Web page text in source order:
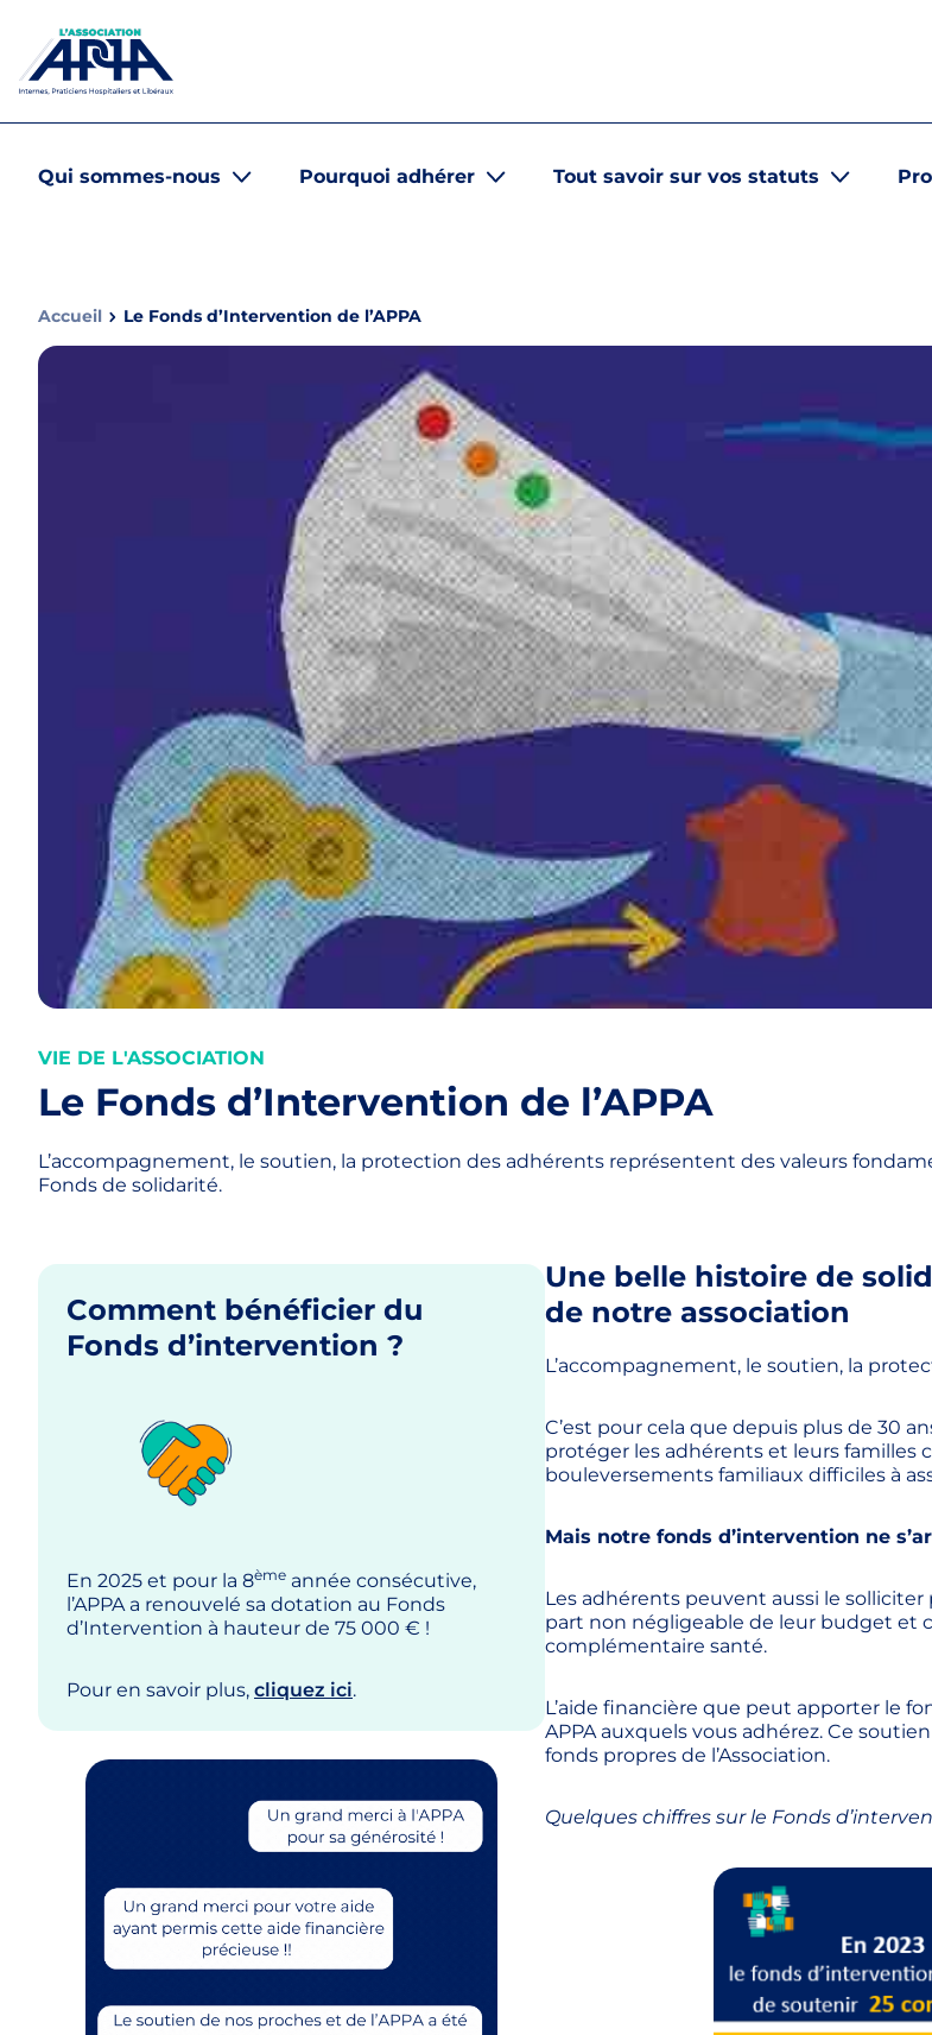
Qui sommes-nous Pourquoi adhérer Tout savoir sur vos statuts
Accueil Le Fonds d’Intervention de l’APPA
VIE DE L'ASSOCIATION
Le Fonds d’Intervention de l’APPA
L’accompagnement, le soutien, la protection des adhérents représentent des valeurs
Fonds de solidarité.
Comment bénéficier du
Fonds d’intervention ?
En 2025 et pour la 8ème année consécutive,
l’APPA a renouvelé sa dotation au Fonds
d’Intervention à hauteur de 75 000 € !
Pour en savoir plus, cliquez ici.
Une belle histoire de
de notre association
L’accompagnement, le soutien, la
C’est pour cela que depuis plus de 30
protéger les adhérents et leurs familles
bouleversements familiaux difficiles à
Mais notre fonds d’intervention ne
Les adhérents peuvent aussi le
part non négligeable de leur budget et
complémentaire santé.
L’aide financière que peut apporter le
APPA auxquels vous adhérez. Ce
fonds propres de l’Association.
Quelques chiffres sur le Fonds